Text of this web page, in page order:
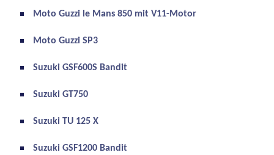
Moto Guzzi le Mans 850 mit V11-Motor
Moto Guzzi SP3
Suzuki GSF600S Bandit
Suzuki GT750
Suzuki TU 125 X
Suzuki GSF1200 Bandit